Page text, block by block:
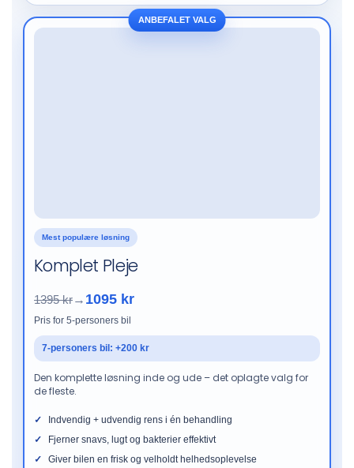
ANBEFALET VALG
Mest populære løsning
Komplet Pleje
1395 kr→ 1095 kr
Pris for 5-personers bil
7-personers bil: +200 kr
Den komplette løsning inde og ude – det oplagte valg for
de fleste.
Indvendig + udvendig rens i én behandling
Fjerner snavs, lugt og bakterier effektivt
Giver bilen en frisk og velholdt helhedsoplevelse